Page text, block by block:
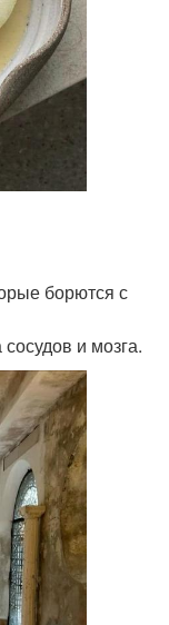
борются с
и мозга.